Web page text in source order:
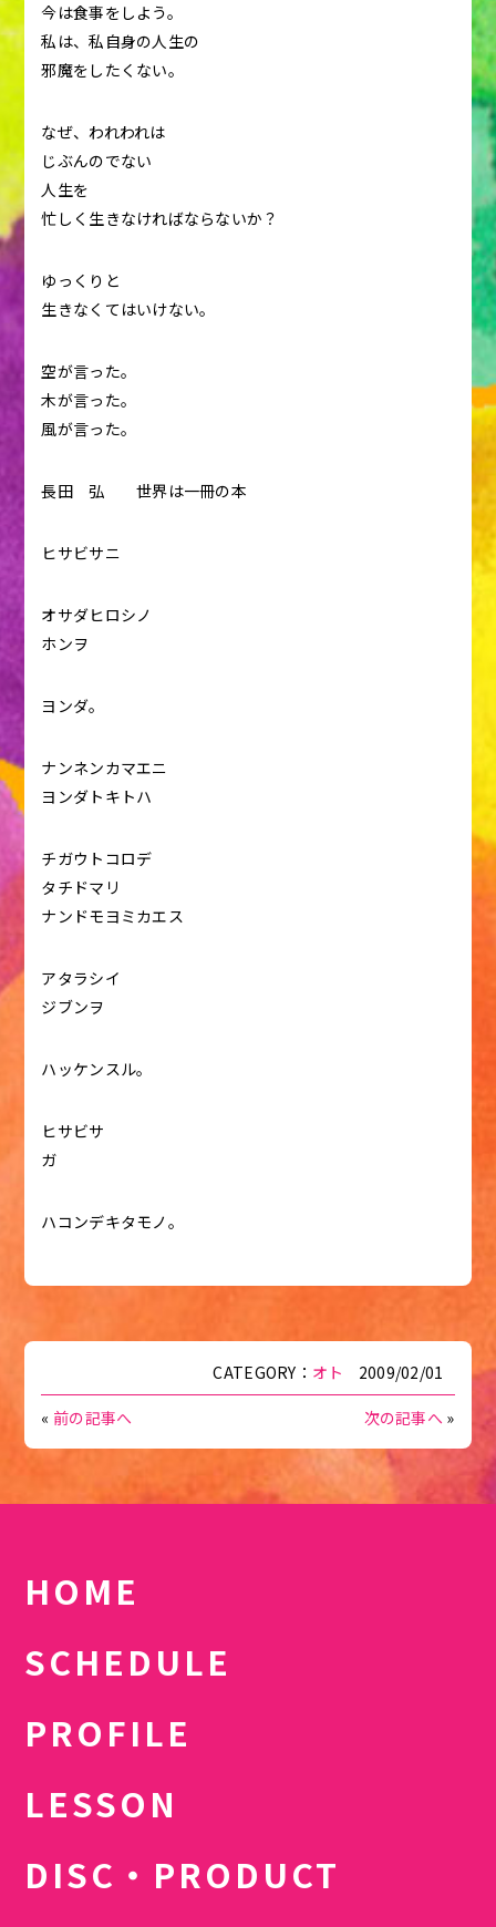
今は食事をしよう。
私は、私自身の人生の
邪魔をしたくない。
なぜ、われわれは
じぶんのでない
人生を
忙しく生きなければならないか？
ゆっくりと
生きなくてはいけない。
空が言った。
木が言った。
風が言った。
長田 弘 世界は一冊の本
ヒサビサニ
オサダヒロシノ
ホンヲ
ヨンダ。
ナンネンカマエニ
ヨンダトキトハ
チガウトコロデ
タチドマリ
ナンドモヨミカエス
アタラシイ
ジブンヲ
ハッケンスル。
ヒサビサ
ガ
ハコンデキタモノ。
CATEGORY： オト 2009/02/01
« 前の記事へ 次の記事へ »
HOME
SCHEDULE
PROFILE
LESSON
DISC・PRODUCT